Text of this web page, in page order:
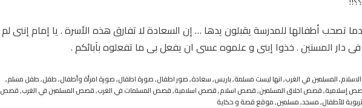
تصحب أطفالها للمدرسة يقبلون يدها … إن السعادة لا تفارق هذه الأسرة . يا إمام إننى لم
دار المسنين . خذوا إبنى و علموه عسى ان يفعل بى ما تفعلوه بآبائكم .
,المسلمين في الغرب,انها ليست مسلمة,باريس,سعادة,صور اطفال,صورة اطفال,صورة امرأة وأطفال,طفل,طفل مسلم,
إسلامية,قصص اخلاق المسلمين,قصص اسلام,قصص اسلامية,قصص المسلمات في الغرب,قصص المسلمين في الغرب,قصص
للأطفال,مسجد,مسلمين,موقع قصة و حكاية